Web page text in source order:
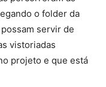
o folder da
servir de
vistoriadas
projeto e que está